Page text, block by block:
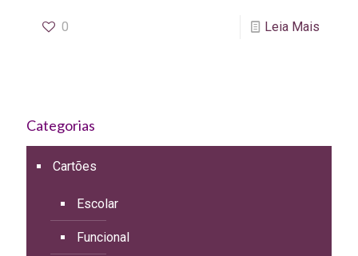
0 Leia Mais
Categorias
Cartões
Escolar
Funcional